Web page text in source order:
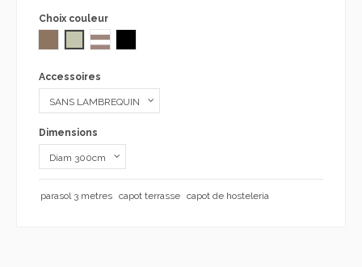
Choix couleur
TAUPE 1104ARENA SAND 1104
TAUPE STRIPE 1104
Accessoires
Dimensions
parasol 3 metres capot terrasse capot de hosteleria